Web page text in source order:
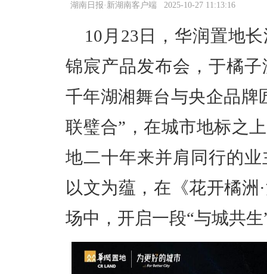
湖南日报·新湖南客户端 2025-10-27 11:13:16
10月23日，华润置地
锦宸产品发布会，于橘
千年湖湘舞台与央企品牌
联璧合”，在城市地标之
地二十年来并肩同行的
以文为蕴，在《花开橘
场中，开启一段“与城共